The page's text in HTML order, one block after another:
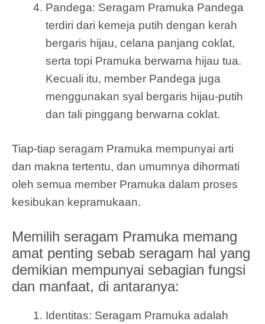
Pandega: Seragam Pramuka Pandega
terdiri dari kemeja putih dengan kerah
bergaris hijau, celana panjang coklat,
serta topi Pramuka berwarna hijau tua.
Kecuali itu, member Pandega juga
menggunakan syal bergaris hijau-putih
dan tali pinggang berwarna coklat.
Tiap-tiap seragam Pramuka mempunyai arti
dan makna tertentu, dan umumnya dihormati
oleh semua member Pramuka dalam proses
kesibukan kepramukaan.
Memilih seragam Pramuka memang
amat penting sebab seragam hal yang
demikian mempunyai sebagian fungsi
dan manfaat, di antaranya:
Identitas: Seragam Pramuka adalah